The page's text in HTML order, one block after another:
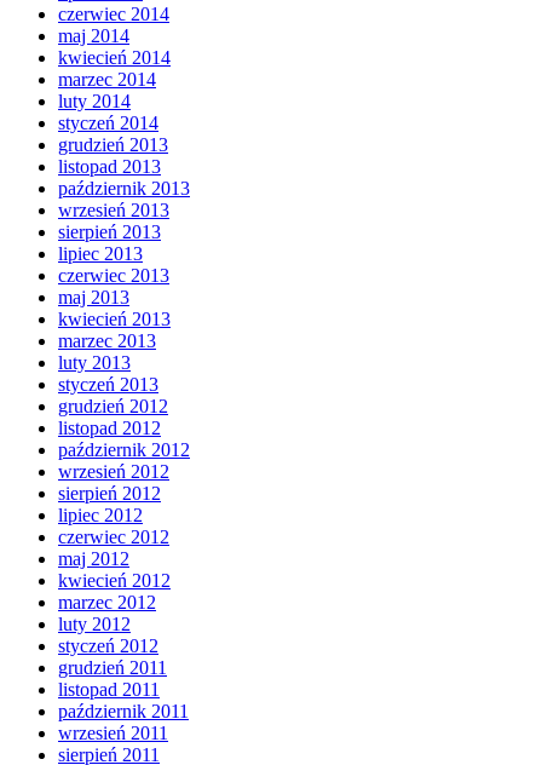
czerwiec 2014
maj 2014
kwiecień 2014
marzec 2014
luty 2014
styczeń 2014
grudzień 2013
listopad 2013
październik 2013
wrzesień 2013
sierpień 2013
lipiec 2013
czerwiec 2013
maj 2013
kwiecień 2013
marzec 2013
luty 2013
styczeń 2013
grudzień 2012
listopad 2012
październik 2012
wrzesień 2012
sierpień 2012
lipiec 2012
czerwiec 2012
maj 2012
kwiecień 2012
marzec 2012
luty 2012
styczeń 2012
grudzień 2011
listopad 2011
październik 2011
wrzesień 2011
sierpień 2011